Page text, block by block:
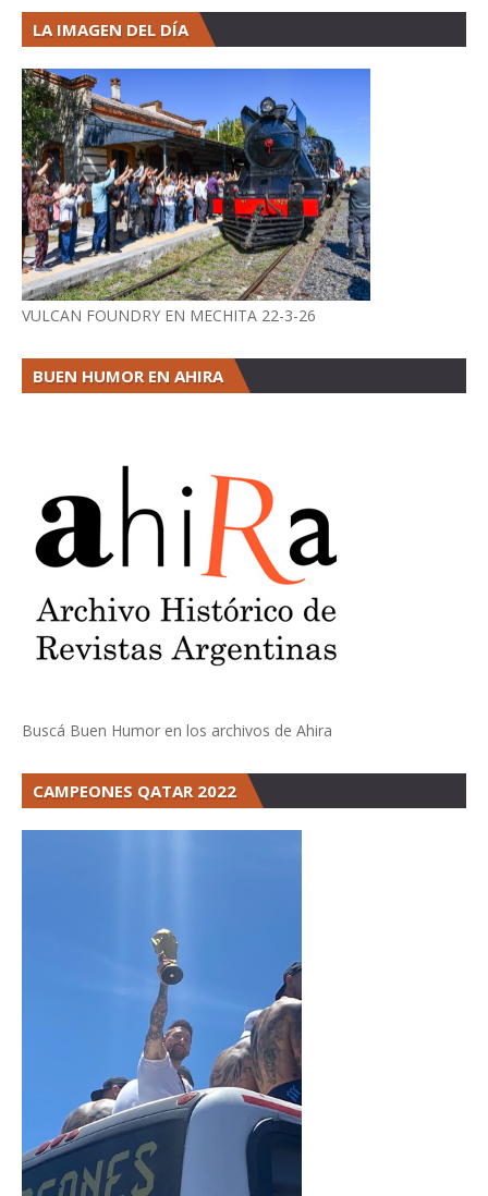
LA IMAGEN DEL DÍA
VULCAN FOUNDRY EN MECHITA 22-3-26
BUEN HUMOR EN AHIRA
Buscá Buen Humor en los archivos de Ahira
CAMPEONES QATAR 2022